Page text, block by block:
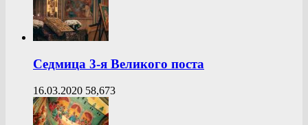
Седмица 3-я Великого поста
16.03.2020 58,673